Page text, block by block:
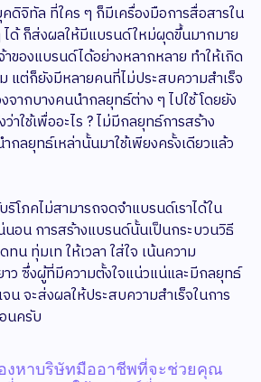
คดิจิทัล ที่ใคร ๆ ก็มีเครื่องมือการสื่อสารใน
ได้ ก็ส่งผลให้มีแบรนด์ใหม่ผุดขึ้นมากมาย
ของแบรนด์ได้อย่างหลากหลาย ทำให้เกิด
แต่ก็ยังมีหลายคนที่ไม่ประสบความสำเร็จ
จากบางคนนำกลยุทธ์ต่าง ๆ ไปใช้ โดยยัง
าใช้เพื่ออะไร ? ไม่มีกลยุทธ์การสร้าง
กลยุทธ์เหล่านั้นมาใช้เพียงครั้งเดียวแล้ว
โภคไม่สามารถจดจำแบรนด์เราได้ใน
นอน การสร้างแบรนด์นั้นเป็นกระบวนวิธี
น ทุ่มเท ให้เวลา ใส่ใจ เน้นความ
าว ซึ่งผู้ที่มีความตั้งใจแน่วแน่และมีกลยุทธ์
น จะส่งผลให้ประสบความสำเร็จในการ
นครับ
งหาบริษัทมืออาชีพที่จะช่วยคุณ